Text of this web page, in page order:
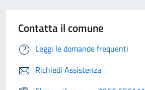
Contatta il comune
Leggi le domande frequenti
Richiedi Assistenza